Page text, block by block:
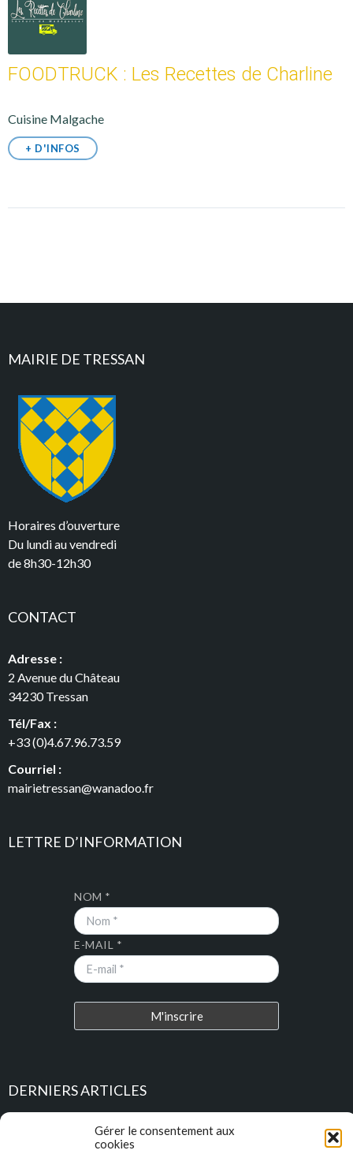
Gérer le consentement aux
cookies
FOODTRUCK : Les Recettes de Charline
Cuisine Malgache
+ D'INFOS
MAIRIE DE TRESSAN
Horaires d’ouverture
Du lundi au vendredi
de 8h30-12h30
CONTACT
Adresse :
2 Avenue du Château
34230 Tressan
Tél/Fax :
+33 (0)4.67.96.73.59
Courriel :
mairietressan@wanadoo.fr
LETTRE D’INFORMATION
NOM *
E-MAIL *
DERNIERS ARTICLES
Place au Terroir – TRESSAN